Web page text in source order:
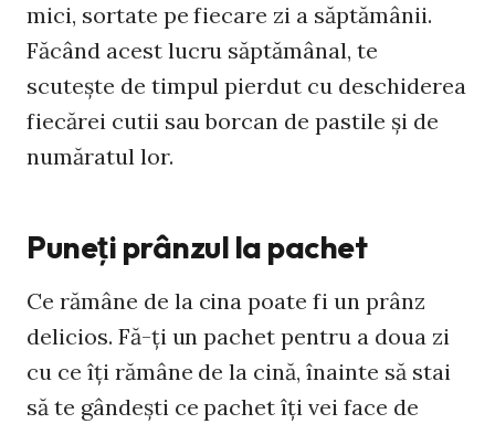
mici, sortate pe fiecare zi a săptămânii.
Făcând acest lucru săptămânal, te
scuteşte de timpul pierdut cu deschiderea
fiecărei cutii sau borcan de pastile şi de
număratul lor.
Puneţi prânzul la pachet
Ce rămâne de la cina poate fi un prânz
delicios. Fă-ţi un pachet pentru a doua zi
cu ce îţi rămâne de la cină, înainte să stai
să te gândeşti ce pachet îţi vei face de